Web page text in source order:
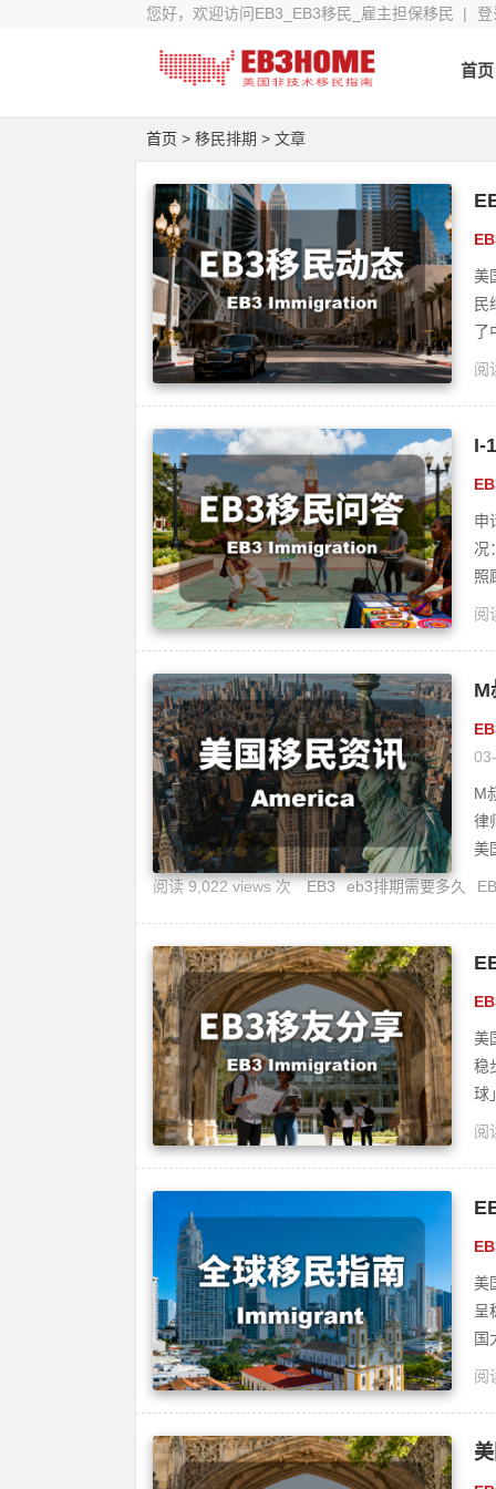
您好，欢迎访问EB3_EB3移民_雇主担保移民 | 登
首页
首页 > 移民排期 > 文章
美
民
了
阅
I-
申
况
照
阅
M
M
律
美
阅读 9,022 views 次 EB3 eb3排期需要多久
美
稳
球
阅
美
呈
国
阅